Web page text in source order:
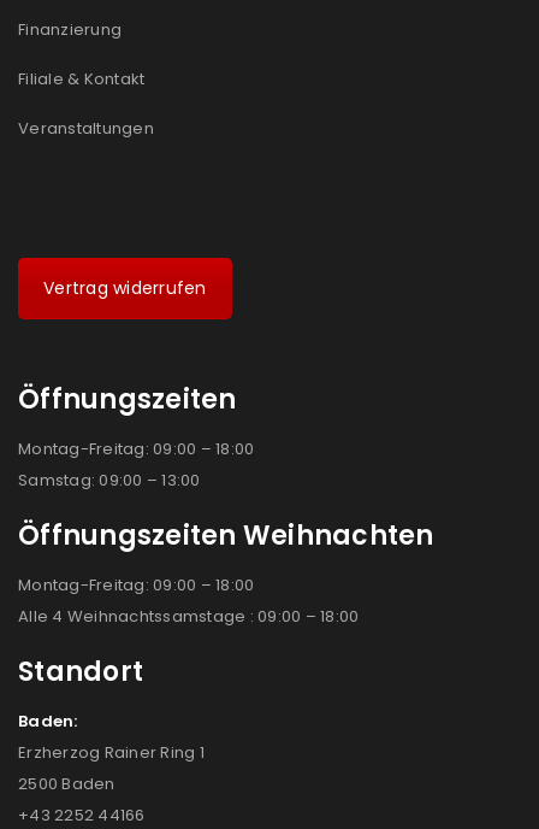
Finanzierung
Filiale & Kontakt
Veranstaltungen
Vertrag widerrufen
Öffnungszeiten
Montag-Freitag: 09:00 – 18:00
Samstag: 09:00 – 13:00
Öffnungszeiten Weihnachten
Montag-Freitag: 09:00 – 18:00
Alle 4 Weihnachtssamstage : 09:00 – 18:00
Standort
Baden:
Erzherzog Rainer Ring 1
2500 Baden
+43 2252 44166